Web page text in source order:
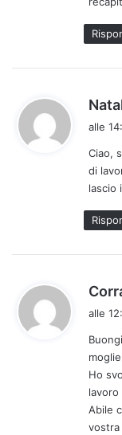
alle
Ciao,
di
lascio
alle
Ho
lavoro
Abile
vostra